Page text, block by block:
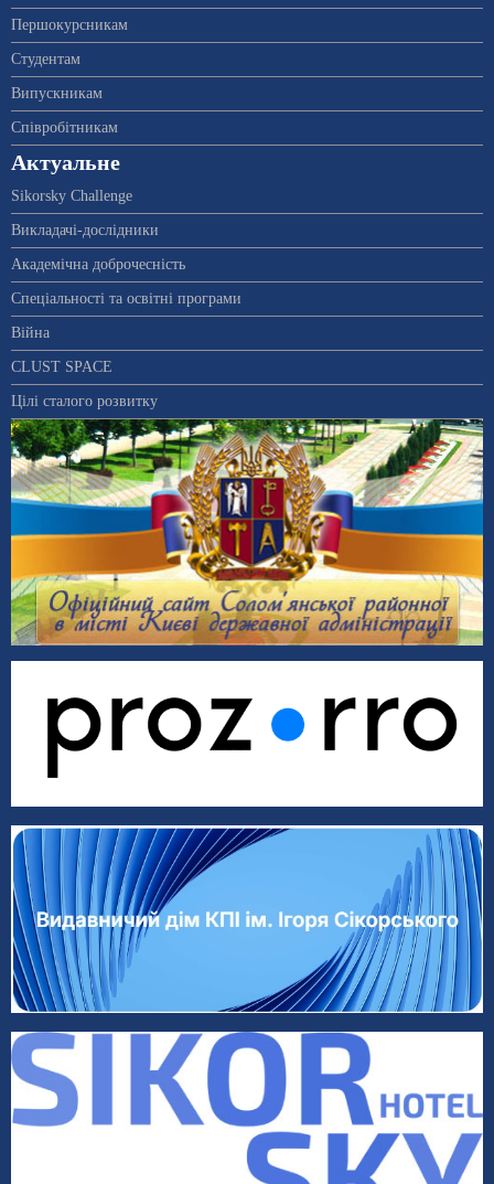
Першокурсникам
Студентам
Випускникам
Співробітникам
Актуальне
Sikorsky Challenge
Викладачі-дослідники
Академічна доброчесність
Спеціальності та освітні програми
Війна
CLUST SPACE
Цілі сталого розвитку